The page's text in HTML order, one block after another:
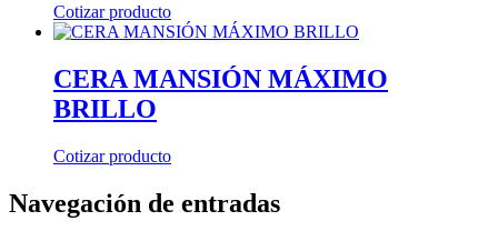
Cotizar producto
CERA MANSIÓN MÁXIMO
BRILLO
Cotizar producto
Navegación de entradas